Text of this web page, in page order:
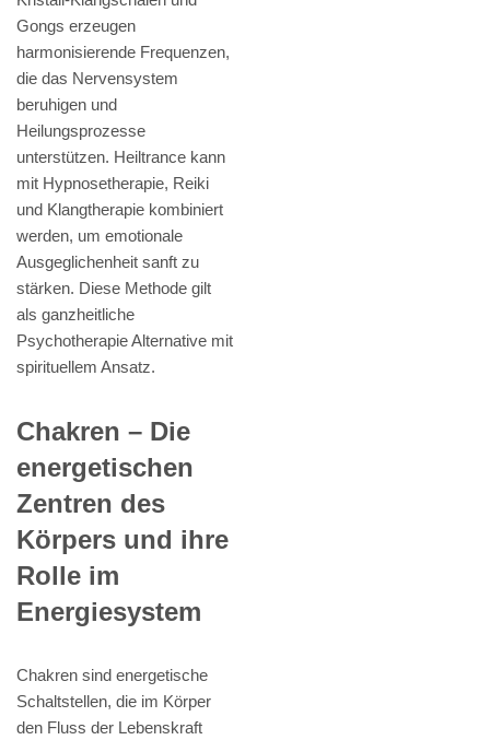
Gongs erzeugen
harmonisierende Frequenzen,
die das Nervensystem
beruhigen und
Heilungsprozesse
unterstützen. Heiltrance kann
mit Hypnosetherapie, Reiki
und Klangtherapie kombiniert
werden, um emotionale
Ausgeglichenheit sanft zu
stärken. Diese Methode gilt
als ganzheitliche
Psychotherapie Alternative mit
spirituellem Ansatz.
Chakren – Die
energetischen
Zentren des
Körpers und ihre
Rolle im
Energiesystem
Chakren sind energetische
Schaltstellen, die im Körper
den Fluss der Lebenskraft